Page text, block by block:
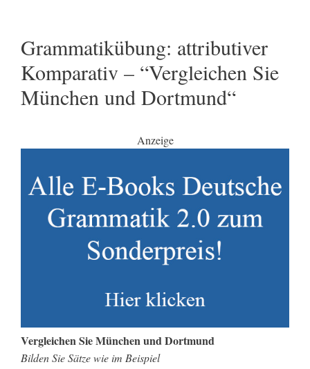
Grammatikübung: attributiver
Komparativ – “Vergleichen Sie
München und Dortmund“
Anzeige
Vergleichen Sie München und Dortmund
Bilden Sie Sätze wie im Beispiel